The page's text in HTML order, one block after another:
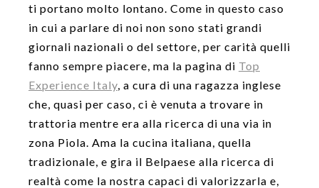
ti portano molto lontano. Come in questo caso
in cui a parlare di noi non sono stati grandi
giornali nazionali o del settore, per carità quelli
fanno sempre piacere, ma la pagina di Top
Experience Italy, a cura di una ragazza inglese
che, quasi per caso, ci è venuta a trovare in
trattoria mentre era alla ricerca di una via in
zona Piola. Ama la cucina italiana, quella
tradizionale, e gira il Belpaese alla ricerca di
realtà come la nostra capaci di valorizzarla e,